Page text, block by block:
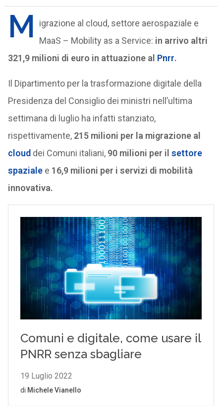
M
igrazione al cloud, settore aerospaziale e
MaaS – Mobility as a Service: in arrivo altri
321,9 milioni di euro in attuazione al Pnrr.
Il Dipartimento per la trasformazione digitale della
Presidenza del Consiglio dei ministri nell’ultima
settimana di luglio ha infatti stanziato,
rispettivamente, 215 milioni per la migrazione al
cloud dei Comuni italiani, 90 milioni per il settore
spazialee 16,9 milioni per i servizi di mobilità
innovativa.